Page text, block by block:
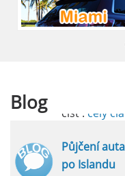
Blog
Pronájem
průvodce
Půjčení
číst : celý
Půjčení
po Islandu